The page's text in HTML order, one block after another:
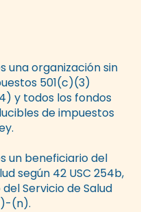
una organización sin
501(c)(3)
y todos los fondos
de impuestos
un beneficiario del
según 42 USC 254b,
Servicio de Salud
(n).